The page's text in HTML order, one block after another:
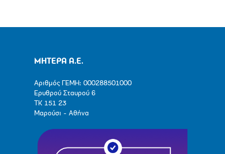
ΜΗΤΕΡΑ Α.Ε.
Αριθμός ΓΕΜΗ: 000288501000
Ερυθρού Σταυρού 6
ΤΚ 151 23
Μαρούσι - Αθήνα